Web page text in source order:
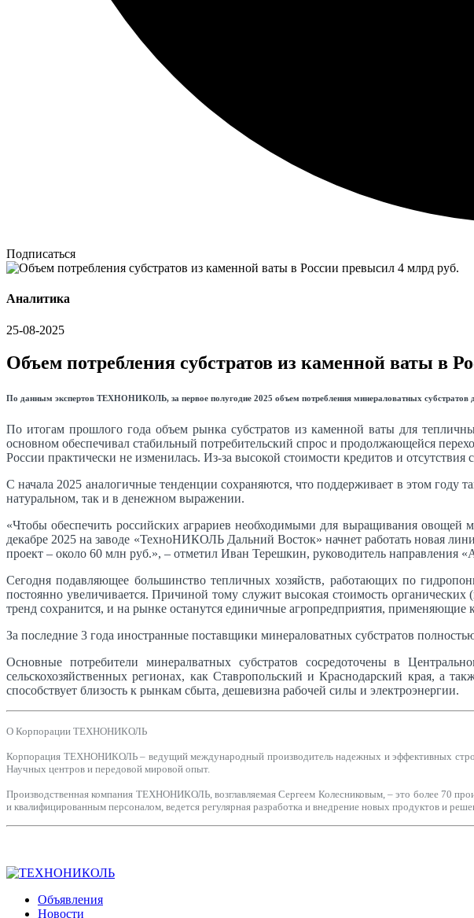
Подписаться
Аналитика
25-08-2025
Объем потребления субстратов из каменной ваты в
По данным экспертов ТЕХНОНИКОЛЬ, за первое полугодие 2025 объем потребления минераловатных субстратов
По итогам прошлого года объем рынка субстратов из каменной ваты для
основном обеспечивал стабильный потребительский спрос и продолжающейся
России практически не изменилась. Из-за высокой стоимости кредитов и
С начала 2025 аналогичные тенденции сохраняются, что поддерживает в этом
натуральном, так и в денежном выражении.
«Чтобы обеспечить российских аграриев необходимыми для выращивания
декабре 2025 на заводе «ТехноНИКОЛЬ Дальний Восток» начнет работать новая
проект – около 60 млн руб.», – отметил Иван Терешкин, руководитель
Сегодня подавляющее большинство тепличных хозяйств, работающих по
постоянно увеличивается. Причиной тому служит высокая стоимость
тренд сохранится, и на рынке останутся единичные агропредприятия, применяющие
За последние 3 года иностранные поставщики минераловатных субстратов
Основные потребители минералватных субстратов сосредоточены в
сельскохозяйственных регионах, как Ставропольский и Краснодарский края, а
способствует близость к рынкам сбыта, дешевизна рабочей силы и электроэнергии.
О Корпорации ТЕХНОНИКОЛЬ
Корпорация ТЕХНОНИКОЛЬ – ведущий международный производитель надежных и эффективных
Научных центров и передовой мировой опыт.
Производственная компания ТЕХНОНИКОЛЬ, возглавляемая Сергеем Колесниковым, – это более 70
и квалифицированным персоналом, ведется регулярная разработка и внедрение новых продуктов и
Объявления
Новости